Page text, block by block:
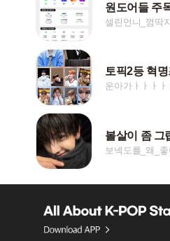
셀린언니_껌딱
운아가ㅏㅏㅏㅏ
볼살이 좀 그
보넥도를_왜_